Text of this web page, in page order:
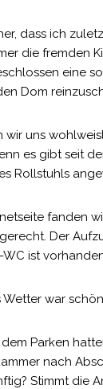
dass ich
die fremden
eine
Dom
wir uns
es gibt seit
Rollstuhls
fanden
Der
ist
Wetter war
Parken
nach
Stimmt die